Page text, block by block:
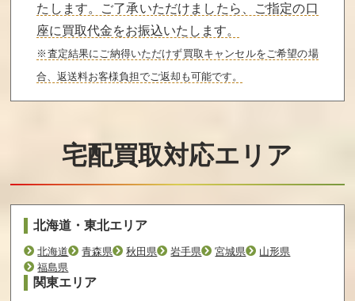
たします。ご了承いただけましたら、ご指定の口
座に買取代金をお振込いたします。
※査定結果にご納得いただけず買取キャンセルをご希望の場
合、返送料お客様負担でご返却も可能です。
宅配買取対応エリア
北海道・東北エリア
北海道 青森県 秋田県 岩手県 宮城県
山形県
福島県
関東エリア